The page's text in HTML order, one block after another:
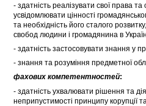
- здатність реалізувати свої права
усвідомлювати цінності
та необхідність його сталого
свобод людини і громадянина в
- здатність застосовувати знання у
- знання та розуміння предметної
фахових компетентностей:
- здатність ухвалювати рішення та
неприпустимості принципу корупції